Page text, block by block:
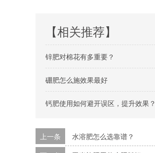
【相关推荐】
锌肥对棉花有多重要？
硼肥怎么施效果最好
钙肥使用如何避开误区，提升效果？
上一条
水溶肥怎么选靠谱？